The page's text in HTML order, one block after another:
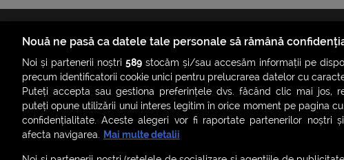
ȘTIRI SMART SHORTS LIVE FEVER BRUNCH
ASCULTĂ ACUM RADIOURILE SMART
Nouă ne pasă ca datele tale personale să rămână
Noi și partenerii noștri589 stocăm și/sau accesăm informații pe
precum identificatorii cookie unici pentru prelucrarea datelor cu
Puteți accepta sau gestiona preferințele dvs. făcând clic mai jos,
puteți opune utilizării unui interes legitim în orice moment pe pagina
confidențialitate. Aceste alegeri vor fi raportate partenerilor noștri
afecta navigarea. Mai multe detalii